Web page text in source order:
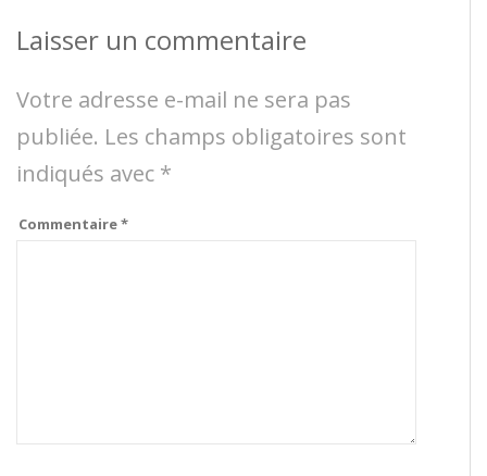
Laisser un commentaire
Votre adresse e-mail ne sera pas
publiée. Les champs obligatoires sont
indiqués avec *
Commentaire*